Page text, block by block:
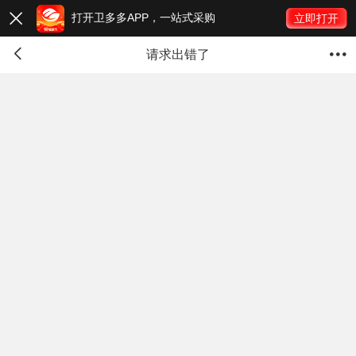
 打开卫多多APP，一站式采购 立即打开
 请求出错了 